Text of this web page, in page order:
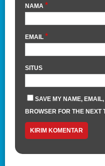
NAMA *
EMAIL *
SITUS
SAVE MY NAME,
BROWSER FOR THE NEXT